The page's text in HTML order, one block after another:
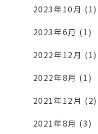
2023年10月 (1)
2023年6月 (1)
2022年12月 (1)
2022年8月 (1)
2021年12月 (2)
2021年8月 (3)